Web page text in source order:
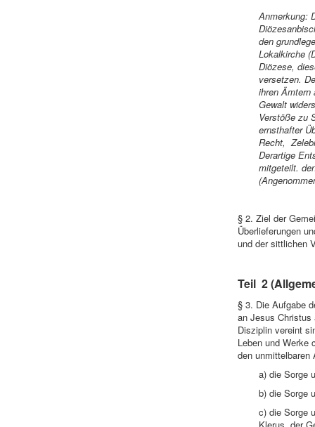
Anmerkung:
den
Lokalkirche
Diözese,
versetzen.
ihren Ämtern
Gewalt
Verstöße zu
ernsthafter
Recht,
Derartige
mitgeteilt.
§ 2. Ziel der
Überlieferungen
und der sittlichen
Teil 2
§ 3. Die Aufgabe
an Jesus Christus
Disziplin vereint
Leben und Werke
den unmittelbaren
a) die Sorge
b) die Sorge
c) die Sorge